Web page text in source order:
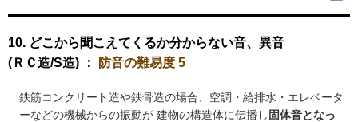
10. どこから聞こえてくるか分からない音、異音
(ＲＣ造/S造) ：
防音の難易度 5
鉄筋コンクリート造や鉄骨造の場合、空調・給排水・エレベータ
ーなどの機械からの振動が 建物の構造体に伝播し固体音となっ